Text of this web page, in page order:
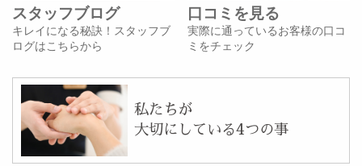
スタッフブログ
キレイになる秘訣！スタッフブ
ログはこちらから
口コミを見る
実際に通っているお客様の口コ
ミをチェック
私たちが
大切にしている4つの事